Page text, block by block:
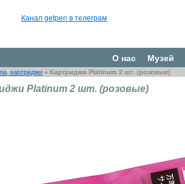
Канал getpen в телеграм
О нас Музей
картриджи » Картриджи Platinum 2 шт. (розовые)
Platinum 2 шт. (розовые)